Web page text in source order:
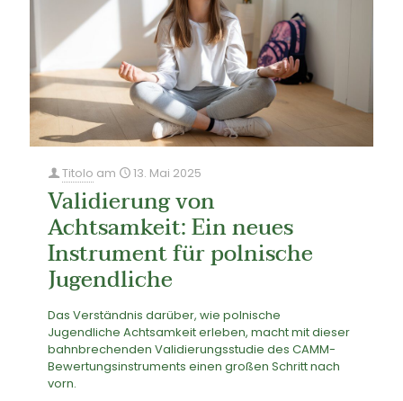
Titolo am 13. Mai 2025
Validierung von
Achtsamkeit: Ein neues
Instrument für polnische
Jugendliche
Das Verständnis darüber, wie polnische
Jugendliche Achtsamkeit erleben, macht mit dieser
bahnbrechenden Validierungsstudie des CAMM-
Bewertungsinstruments einen großen Schritt nach
vorn.